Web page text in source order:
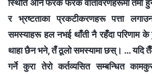
स्थिति अनि फरक फरक वातावरणहरूमा तँमा हुने
र भ्रष्टताका प्रकटीकरणहरू पत्ता
समस्याहरू हल नभई थाँती नै रहँदा परिणाम
थाहा छैन भने, तँ ठूलो समस्यामा छस्। … यदि
गर्ने कुरा तेरो कर्तव्यसित सम्बन्धित